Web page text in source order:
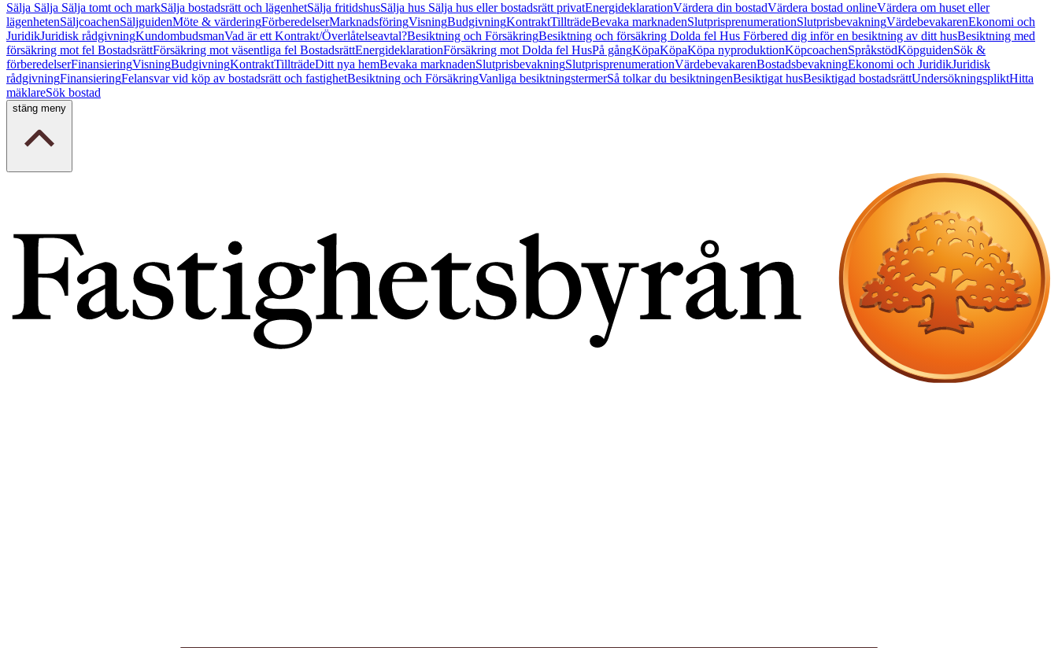
Sälja Sälja Sälja tomt och markSälja bostadsrätt och lägenhetSälja fritidshusSälja hus Sälja hus eller bostadsrätt privatEnergideklarationVärdera din bostadVärdera bostad onlineVärdera om huset eller
lägenhetenSäljcoachenSäljguidenMöte & värderingFörberedelserMarknadsföringVisningBudgivningKontraktTillträdeBevaka marknadenSlutprisprenumerationSlutprisbevakningVärdebevakarenEkonomi och
JuridikJuridisk rådgivningKundombudsmanVad är ett Kontrakt/Överlåtelseavtal?Besiktning och FörsäkringBesiktning och försäkring Dolda fel Hus Förbered dig inför en besiktning av ditt husBesiktning med
försäkring mot fel BostadsrättFörsäkring mot väsentliga fel BostadsrättEnergideklarationFörsäkring mot Dolda fel HusPå gångKöpaKöpaKöpa nyproduktionKöpcoachenSpråkstödKöpguidenSök &
förberedelserFinansieringVisningBudgivningKontraktTillträdeDitt nya hemBevaka marknadenSlutprisbevakningSlutprisprenumerationVärdebevakarenBostadsbevakningEkonomi och JuridikJuridisk
rådgivningFinansieringFelansvar vid köp av bostadsrätt och fastighetBesiktning och FörsäkringVanliga besiktningstermerSå tolkar du besiktningenBesiktigat husBesiktigad bostadsrättUndersökningspliktHitta
mäklareSök bostad
stäng meny